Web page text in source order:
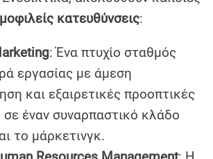
κατευθύνσεις:
: Ένα πτυχίο σταθμός
εργασίας με άμεση
και εξαιρετικές προοπτικές
σε έναν συναρπαστικό κλάδο
το μάρκετινγκ.